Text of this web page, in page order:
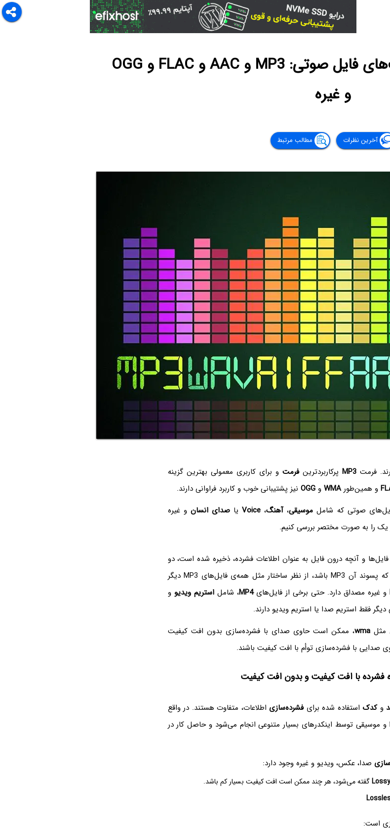
آشنایی با محبوب‌ترین فرمت‌های فایل صوتی: MP3 و AAC و FLAC و OGG
و غیره
آخرین نظرات مطالب مرتبط
فرمت MP3پرکاربردترینفرمت و برای کاربری معمولی بهترین گزینه
و همین‌طورWMA وOGG نیز پشتیبانی خوب و کاربرد فراوانی دارند.
صوتی که شامل موسیقی،آهنگ، Voiceیاصدای انسان و غیره
را به صورت مختصر بررسی کنیم.
و آنچه درون فایل به عنوان اطلاعات فشرده، ذخیره شده است، دو
مقوله‌ی متفاوت است. لذا هر فایلی که پسوند آن MP3‌ باشد، از نظر ساختار مثل همه‌ی فایل‌های MP3 دیگر
و غیره مصداق دارد. حتی برخی از فایل‌هایMP4، شاملاستریم ویدیو و
فقط استریم صدا یا استریم ویدیو دارند.
مثل wma، ممکن است حاوی صدای با فشرده‌سازی بدون افت کیفیت
با فشرده‌سازی توأم با افت کیفیت باشند.
فشرده با افت کیفیت و بدون افت کیفیت
وکدک استفاده شده برایفشرده‌سازی اطلاعات، متفاوت هستند. در واقع
موسیقی توسط اینکدرهای بسیار متنوعی انجام می‌شود و حاصل کار در
صدا، عکس، ویدیو و غیره وجود دارد:
Lossyگفته می‌شود، هر چند ممکن است افت کیفیت بسیار کم باشد.
است: